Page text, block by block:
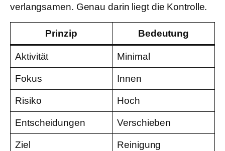
verlangsamen. Genau darin liegt die Kontrolle.
Prinzip Bedeutung
Aktivität Minimal
Fokus Innen
Risiko Hoch
Entscheidungen Verschieben
Ziel Reinigung